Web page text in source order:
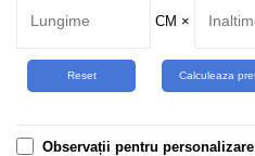
CM ×
Observații pentru personalizare